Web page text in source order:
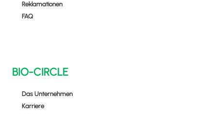
Reklamationen
FAQ
BIO-CIRCLE
Das Unternehmen
Karriere